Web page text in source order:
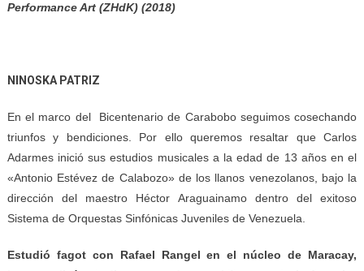
Performance Art (ZHdK) (2018)
NINOSKA PATRIZ
En el marco del Bicentenario de Carabobo seguimos cosechando
triunfos y bendiciones. Por ello queremos resaltar que Carlos
Adarmes inició sus estudios musicales a la edad de 13 años en el
«Antonio Estévez de Calabozo» de los llanos venezolanos, bajo la
dirección del maestro Héctor Araguainamo dentro del exitoso
Sistema de Orquestas Sinfónicas Juveniles de Venezuela.
Estudió fagot con Rafael Rangel en el núcleo de Maracay,